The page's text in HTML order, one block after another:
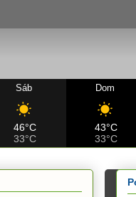
Sáb
46°C
33°C
Dom
43°C
33°C